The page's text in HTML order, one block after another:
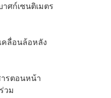
ศก์เซนติเมตร
คลื่อนล้อหลัง
รตอนหน้า
วม